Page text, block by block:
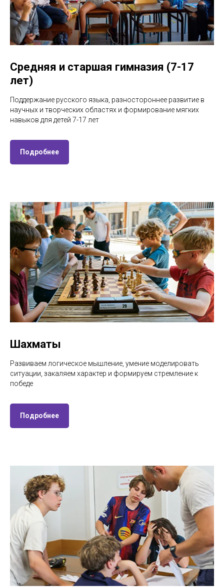
Средняя и старшая гимназия (7-17
лет)
Поддержание русского языка, разностороннее развитие в
научных и творческих областях и формирование мягких
навыков для детей 7-17 лет
Подробнее
Шахматы
Развиваем логическое мышление, умение моделировать
ситуации, закаляем характер и формируем стремление к
победе
Подробнее